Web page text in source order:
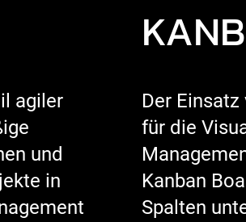
agiler
und
in
Der
für die
Kanban
Spalten